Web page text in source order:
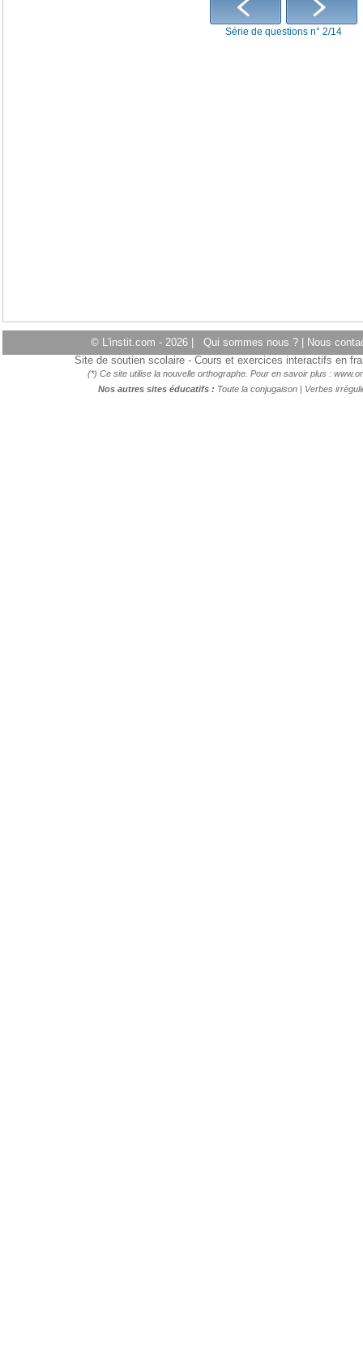
Série de questions n° 2/14
© L'instit.com - 2026 | Qui sommes nous ?
Nous
Site de soutien scolaire - Cours et exercices interactifs en
(*) Ce site utilise la nouvelle orthographe. Pour en savoir plus :
Nos autres sites éducatifs : Toute la conjugaison Verbes